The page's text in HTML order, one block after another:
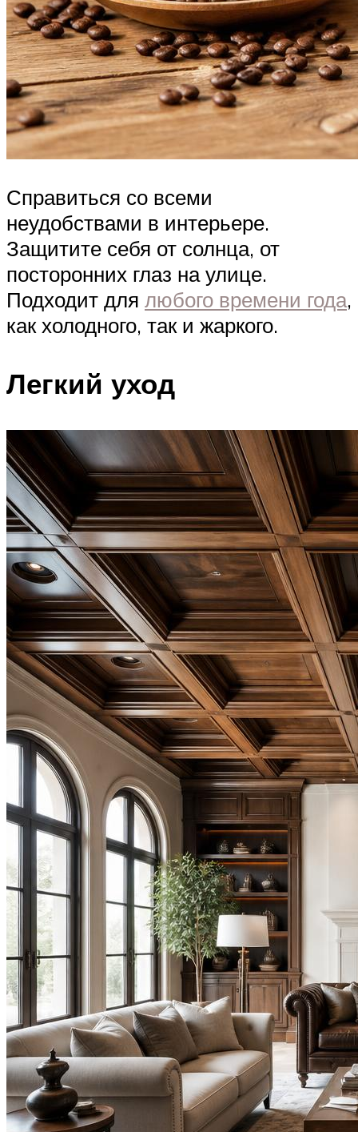
Справиться со всеми
неудобствами в интерьере.
Защитите себя от солнца, от
посторонних глаз на улице.
Подходит для любого времени года,
как холодного, так и жаркого.
Легкий уход